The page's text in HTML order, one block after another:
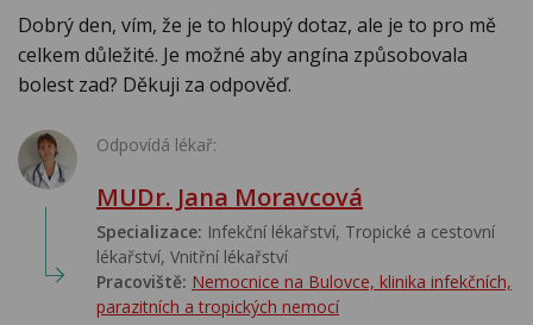
Dobrý den, vím, že je to hloupý dotaz, ale je to pro mě
celkem důležité. Je možné aby angína způsobovala
bolest zad? Děkuji za odpověď.
Odpovídá lékař:
MUDr. Jana Moravcová
Specializace: Infekční lékařství‎, Tropické a cestovní
lékařství‎, Vnitřní lékařství
Pracoviště: Nemocnice na Bulovce, klinika infekčních,
parazitních a tropických nemocí